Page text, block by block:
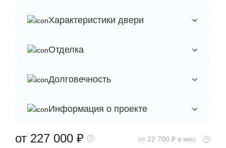
Характеристики двери
Отделка
Долговечность
Информация о проекте
от 227 000 ₽ от 22 700 ₽ в мес.